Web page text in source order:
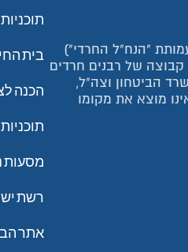
"הנח"ל החרדי")
(1999) על ידי קבוצה של רבנים חרדים
הביטחון וצה"ל,
מוצא את מקומו
בית
הכנה
מסעות
רשת
אתר